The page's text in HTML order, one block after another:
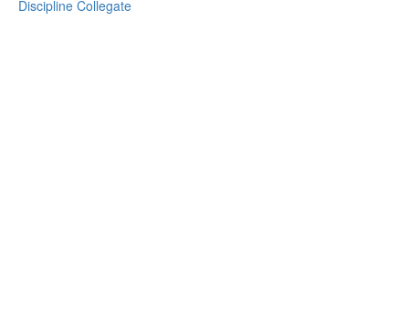
Discipline Collegate